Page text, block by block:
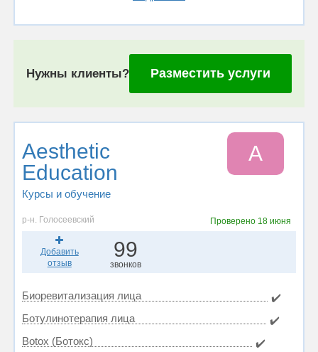
Нужны клиенты? Разместить услуги
Aesthetic
Education
Курсы и обучение
A
р-н. Голосеевский Проверено 18 июня
Добавить
отзыв
99
звонков
Биоревитализация лица
✔️
Ботулинотерапия лица
✔️
Botox (Ботокс)
✔️